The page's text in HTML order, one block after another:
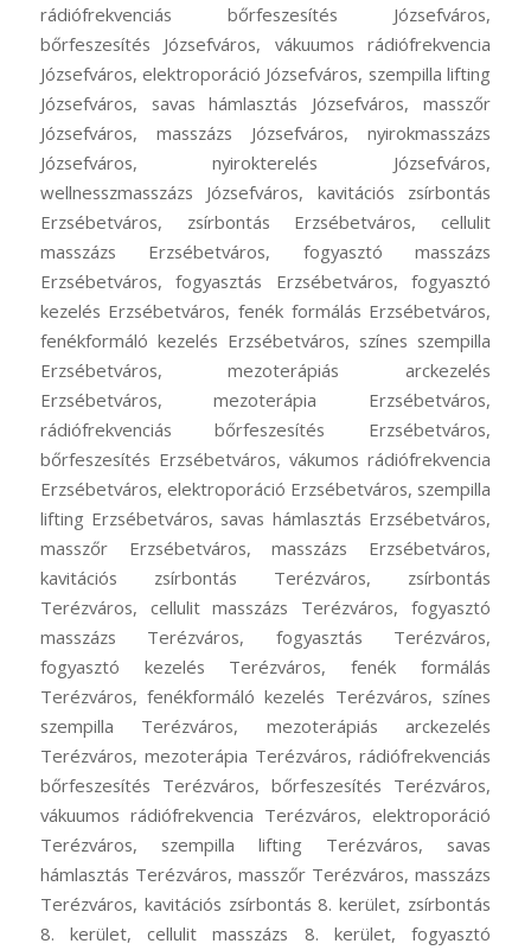
rádiófrekvenciás bőrfeszesítés Józsefváros,
bőrfeszesítés Józsefváros, vákuumos rádiófrekvencia
Józsefváros, elektroporáció Józsefváros, szempilla lifting
Józsefváros, savas hámlasztás Józsefváros, masszőr
Józsefváros, masszázs Józsefváros, nyirokmasszázs
Józsefváros, nyirokterelés Józsefváros,
wellnesszmasszázs Józsefváros, kavitációs zsírbontás
Erzsébetváros, zsírbontás Erzsébetváros, cellulit
masszázs Erzsébetváros, fogyasztó masszázs
Erzsébetváros, fogyasztás Erzsébetváros, fogyasztó
kezelés Erzsébetváros, fenék formálás Erzsébetváros,
fenékformáló kezelés Erzsébetváros, színes szempilla
Erzsébetváros, mezoterápiás arckezelés
Erzsébetváros, mezoterápia Erzsébetváros,
rádiófrekvenciás bőrfeszesítés Erzsébetváros,
bőrfeszesítés Erzsébetváros, vákumos rádiófrekvencia
Erzsébetváros, elektroporáció Erzsébetváros, szempilla
lifting Erzsébetváros, savas hámlasztás Erzsébetváros,
masszőr Erzsébetváros, masszázs Erzsébetváros,
kavitációs zsírbontás Terézváros, zsírbontás
Terézváros, cellulit masszázs Terézváros, fogyasztó
masszázs Terézváros, fogyasztás Terézváros,
fogyasztó kezelés Terézváros, fenék formálás
Terézváros, fenékformáló kezelés Terézváros, színes
szempilla Terézváros, mezoterápiás arckezelés
Terézváros, mezoterápia Terézváros, rádiófrekvenciás
bőrfeszesítés Terézváros, bőrfeszesítés Terézváros,
vákuumos rádiófrekvencia Terézváros, elektroporáció
Terézváros, szempilla lifting Terézváros, savas
hámlasztás Terézváros, masszőr Terézváros, masszázs
Terézváros, kavitációs zsírbontás 8. kerület, zsírbontás
8. kerület, cellulit masszázs 8. kerület, fogyasztó